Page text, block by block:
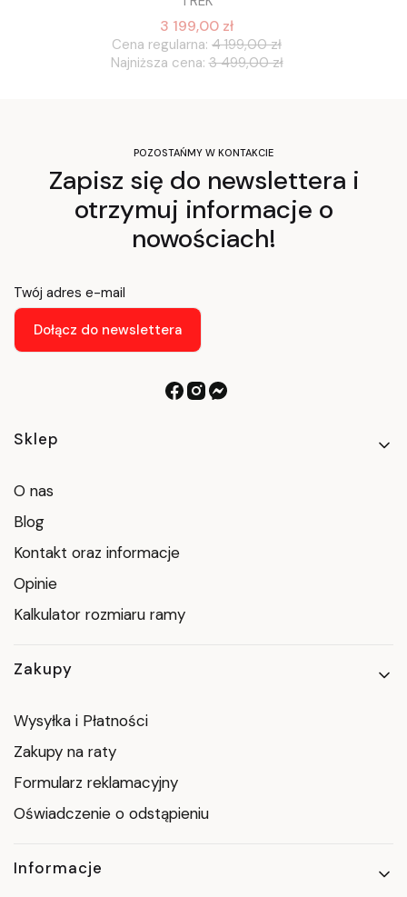
3 199,00 zł
Cena regularna: 4 199,00 zł
Najniższa cena: 3 499,00 zł
POZOSTAŃMY W KONTAKCIE
Zapisz się do newslettera i
otrzymuj informacje o
nowościach!
Twój adres e-mail
Dołącz do newslettera
Linki w stopce
Sklep
O nas
Blog
Kontakt oraz informacje
Opinie
Kalkulator rozmiaru ramy
Zakupy
Wysyłka i Płatności
Zakupy na raty
Formularz reklamacyjny
Oświadczenie o odstąpieniu
Informacje